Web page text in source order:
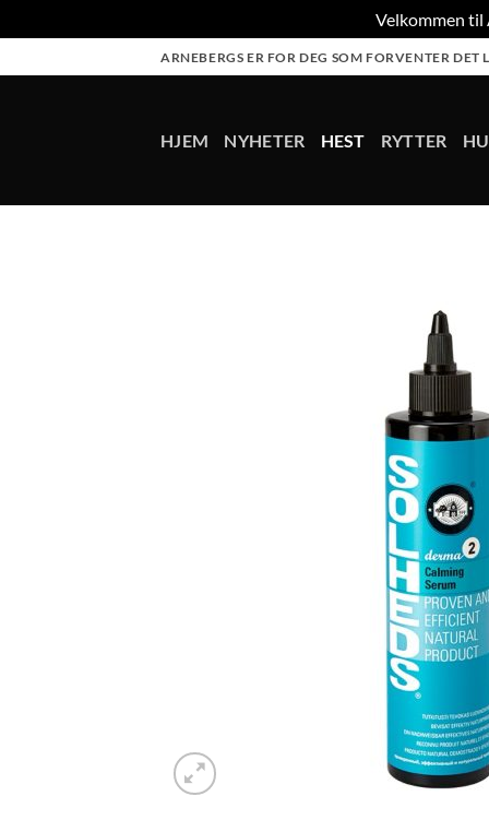
Velkommen til
to
ARNEBERGS ER FOR DEG SOM FORVENTER DET
HJEM NYHETER HEST RYTTER